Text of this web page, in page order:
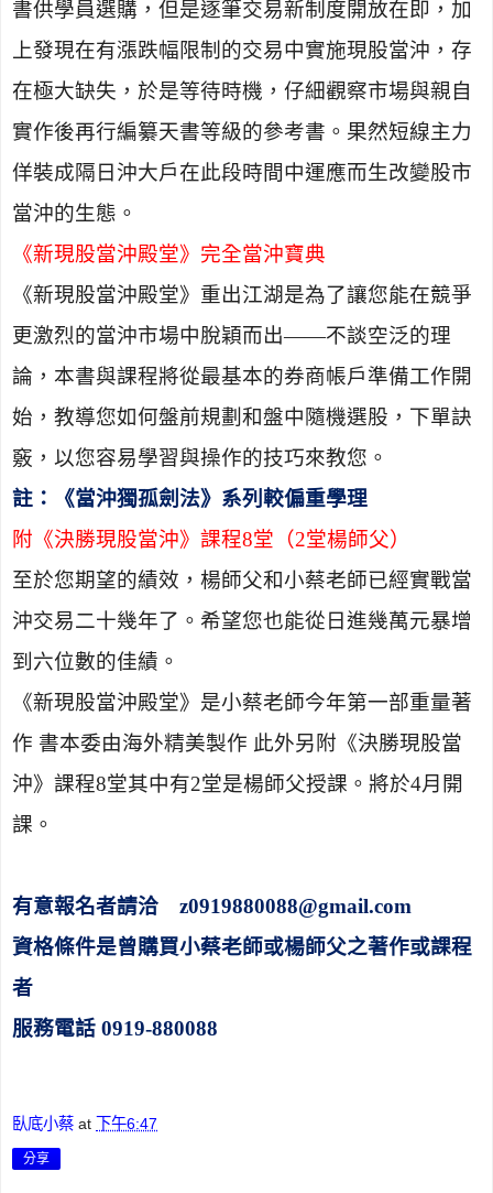
書供學員選購，但是逐筆交易新制度開放在即，加
上發現在有漲跌幅限制的交易中實施現股當沖，存
在極大缺失，於是等待時機，仔細觀察市場與親自
實作後再行編纂天書等級的參考書。果然短線主力
佯裝成隔日沖大戶在此段時間中運應而生改變股市
當沖的生態。
《新現股當沖殿堂》完全當沖寶典
《新現股當沖殿堂》 重出江湖是為了讓您能在競爭
更激烈的當沖市場中脫穎而出——不談空泛的理
論，本書與課程將從最基本的券商帳戶準備工作開
始，教導您如何盤前規劃和盤中隨機選股，下單訣
竅，以您容易學習與操作的技巧來教您。
註：《當沖獨孤劍法》系列較偏重學理
附《決勝現股當沖》課程8堂（2堂楊師父）
至於您期望的績效，楊師父和小蔡老師已經實戰當
沖交易二十幾年了。希望您也能從日進幾萬元暴增
到六位數的佳績。
《新現股當沖殿堂》是小蔡老師今年第一部重量著
作 書本委由海外精美製作 此外另附 《決勝現股當
沖》課程8堂其中有2堂是楊師父授課 。將於4月開
課。
有意報名者請洽 z0919880088@gmail.com
資格條件是曾購買小蔡老師或楊師父之著作或課程
者
服務電話 0919-880088
臥底小蔡 at 下午6:47
分享